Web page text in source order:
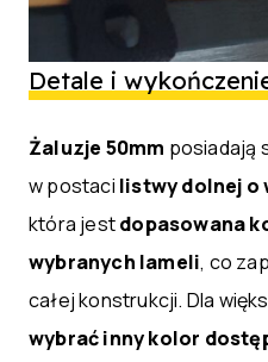
Detale i
Żaluzje 50mm posiadają
w postaci listwy dolnej o
która jestdopasowana
wybranych lameli, co
całej konstrukcji. Dla
wybrać inny kolor